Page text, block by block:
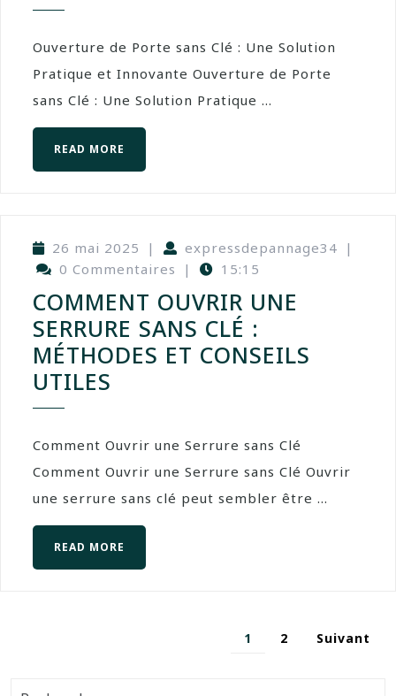
Ouverture de Porte sans Clé : Une Solution
Pratique et Innovante Ouverture de Porte
sans Clé : Une Solution Pratique ...
READ MORE
26 mai 2025 | expressdepannage34 |
0 Commentaires
| 15:15
COMMENT OUVRIR UNE
SERRURE SANS CLÉ :
MÉTHODES ET CONSEILS
UTILES
Comment Ouvrir une Serrure sans Clé
Comment Ouvrir une Serrure sans Clé Ouvrir
une serrure sans clé peut sembler être ...
READ MORE
1 2 Suivant